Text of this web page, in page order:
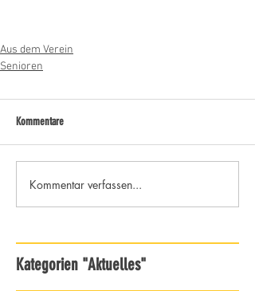
Aus dem Verein
Senioren
Kommentare
Kommentar verfassen...
Kategorien "Aktuelles"